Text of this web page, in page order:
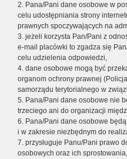
2. Pana/Pani dane osobowe w
celu udostępniania strony
prawnych spoczywających na
3. jeżeli korzysta Pan/Pani z
e-mail placówki to zgadza się
celu udzielenia odpowiedzi,
4. dane osobowe mogą być
organom ochrony prawnej
samorządu terytorialnego w
5. Pana/Pani dane osobowe nie
trzeciego ani do organizacji
6. Pana/Pani dane osobowe
i w zakresie niezbędnym do
7. przysługuje Panu/Pani prawo
osobowych oraz ich